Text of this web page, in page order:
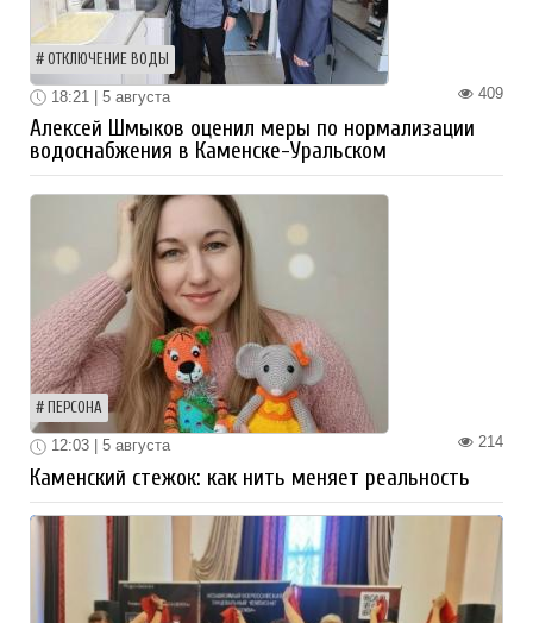
ОТКЛЮЧЕНИЕ ВОДЫ
409
18:21 | 5 августа
Алексей Шмыков оценил меры по нормализации
водоснабжения в Каменске-Уральском
ПЕРСОНА
214
12:03 | 5 августа
Каменский стежок: как нить меняет реальность